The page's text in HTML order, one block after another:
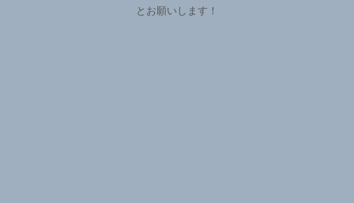
とお願いします！